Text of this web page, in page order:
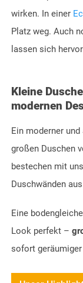
wirken. In einer
Platz weg. Auch
lassen sich
Kleine
modernen
Ein moderner
großen Duschen
bestechen mit
Duschwänden
Eine
Look perfekt –
sofort